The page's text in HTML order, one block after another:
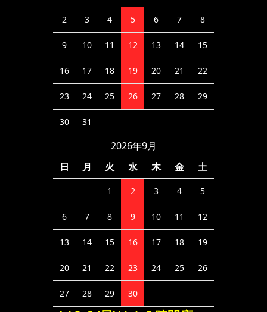
2 3 4 5 6 7 8
9 10 11 12 13 14 15
16 17 18 19 20 21 22
23 24 25 26 27 28 29
30 31
2026年9月
日
月 火 水 木 金 土
1 2 3 4 5
6 7 8 9 10 11 12
13 14 15 16 17 18 19
20 21 22 23 24 25 26
27 28 29 30